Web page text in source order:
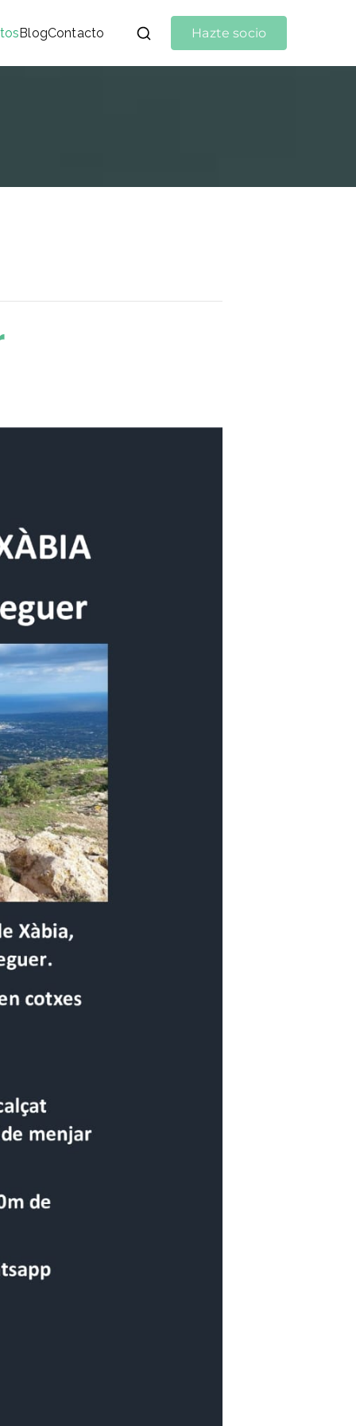
BlogContacto Hazte socio